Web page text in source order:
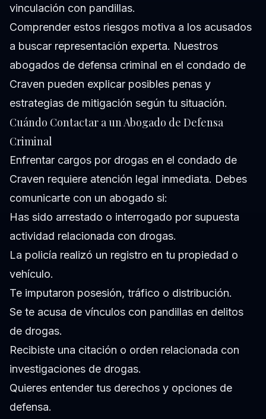
vinculación con pandillas.
Comprender estos riesgos motiva a los acusados
a buscar representación experta. Nuestros
abogados de defensa criminal en el condado de
Craven pueden explicar posibles penas y
estrategias de mitigación según tu situación.
Cuándo Contactar a un Abogado de Defensa
Criminal
Enfrentar cargos por drogas en el condado de
Craven requiere atención legal inmediata. Debes
comunicarte con un abogado si:
Has sido arrestado o interrogado por supuesta
actividad relacionada con drogas.
La policía realizó un registro en tu propiedad o
vehículo.
Te imputaron posesión, tráfico o distribución.
Se te acusa de vínculos con pandillas en delitos
de drogas.
Recibiste una citación o orden relacionada con
investigaciones de drogas.
Quieres entender tus derechos y opciones de
defensa.